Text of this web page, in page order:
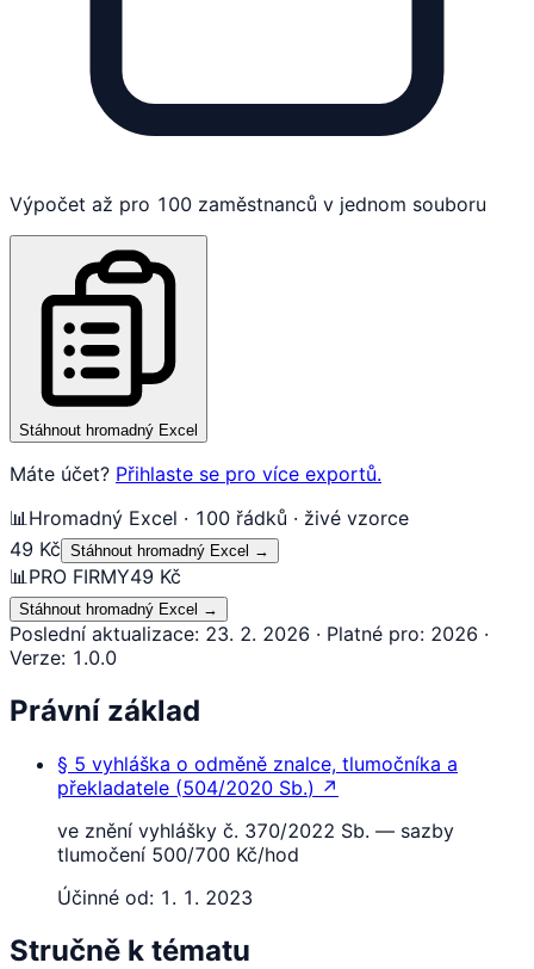
Výpočet až pro 100 zaměstnanců v jednom souboru
Stáhnout hromadný Excel
Máte účet? Přihlaste se pro více exportů.
📊 Hromadný Excel · 100 řádků · živé vzorce
49 Kč Stáhnout hromadný Excel →
📊 PRO FIRMY49 Kč
Stáhnout hromadný Excel →
Poslední aktualizace: 23. 2. 2026 · Platné pro: 2026 ·
Verze: 1.0.0
Právní základ
§ 5 vyhláška o odměně znalce, tlumočníka a
překladatele (504/2020 Sb.) ↗
ve znění vyhlášky č. 370/2022 Sb. — sazby
tlumočení 500/700 Kč/hod
Účinné od: 1. 1. 2023
Stručně k tématu